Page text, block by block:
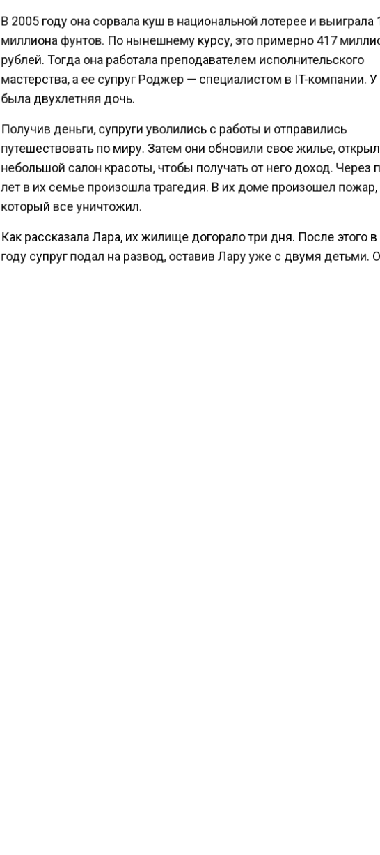
В 2005 году она сорвала куш в национальной лотерее и выиграла
миллиона фунтов. По нынешнему курсу, это примерно 417
рублей. Тогда она работала преподавателем исполнительского
мастерства, а ее супруг Роджер — специалистом в IT-компании. У
была двухлетняя дочь.
Получив деньги, супруги уволились с работы и отправились
путешествовать по миру. Затем они обновили свое жилье,
небольшой салон красоты, чтобы получать от него доход. Через
лет в их семье произошла трагедия. В их доме произошел пожар,
который все уничтожил.
Как рассказала Лара, их жилище догорало три дня. После этого в
году супруг подал на развод, оставив Лару уже с двумя детьми.